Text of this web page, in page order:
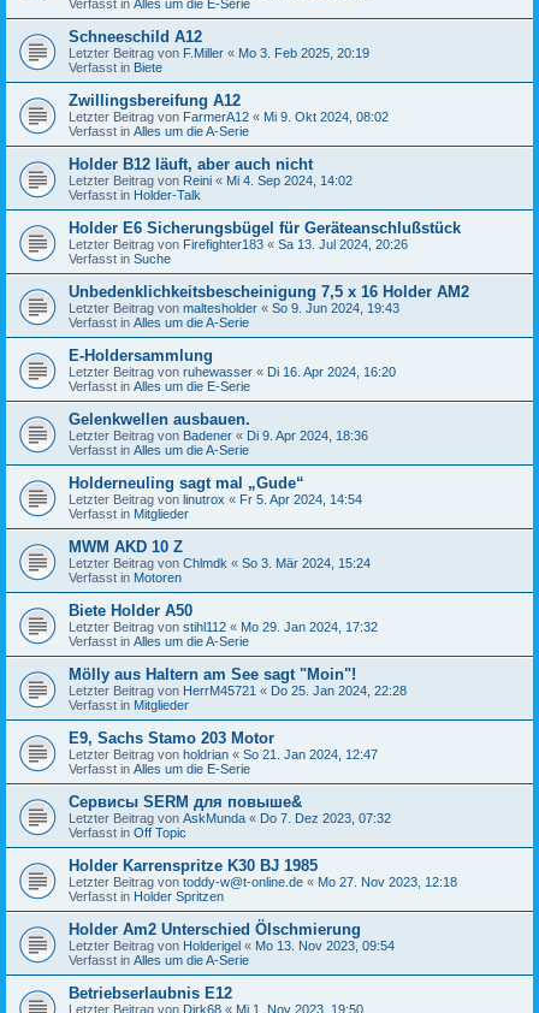
Verfasst in Alles um die E-Serie
Schneeschild A12
Letzter Beitrag von F.Miller « Mo 3. Feb 2025, 20:19
Verfasst in Biete
Zwillingsbereifung A12
Letzter Beitrag von FarmerA12 « Mi 9. Okt 2024, 08:02
Verfasst in Alles um die A-Serie
Holder B12 läuft, aber auch nicht
Letzter Beitrag von Reini « Mi 4. Sep 2024, 14:02
Verfasst in Holder-Talk
Holder E6 Sicherungsbügel für Geräteanschlußstück
Letzter Beitrag von Firefighter183 « Sa 13. Jul 2024, 20:26
Verfasst in Suche
Unbedenklichkeitsbescheinigung 7,5 x 16 Holder AM2
Letzter Beitrag von maltesholder « So 9. Jun 2024, 19:43
Verfasst in Alles um die A-Serie
E-Holdersammlung
Letzter Beitrag von ruhewasser « Di 16. Apr 2024, 16:20
Verfasst in Alles um die E-Serie
Gelenkwellen ausbauen.
Letzter Beitrag von Badener « Di 9. Apr 2024, 18:36
Verfasst in Alles um die A-Serie
Holderneuling sagt mal „Gude“
Letzter Beitrag von linutrox « Fr 5. Apr 2024, 14:54
Verfasst in Mitglieder
MWM AKD 10 Z
Letzter Beitrag von Chlmdk « So 3. Mär 2024, 15:24
Verfasst in Motoren
Biete Holder A50
Letzter Beitrag von stihl112 « Mo 29. Jan 2024, 17:32
Verfasst in Alles um die A-Serie
Mölly aus Haltern am See sagt "Moin"!
Letzter Beitrag von HerrM45721 « Do 25. Jan 2024, 22:28
Verfasst in Mitglieder
E9, Sachs Stamo 203 Motor
Letzter Beitrag von holdrian « So 21. Jan 2024, 12:47
Verfasst in Alles um die E-Serie
Сервисы SERM для повыше&
Letzter Beitrag von AskMunda « Do 7. Dez 2023, 07:32
Verfasst in Off Topic
Holder Karrenspritze K30 BJ 1985
Letzter Beitrag von toddy-w@t-online.de « Mo 27. Nov 2023, 12:18
Verfasst in Holder Spritzen
Holder Am2 Unterschied Ölschmierung
Letzter Beitrag von Holderigel « Mo 13. Nov 2023, 09:54
Verfasst in Alles um die A-Serie
Betriebserlaubnis E12
Letzter Beitrag von Dirk68 « Mi 1. Nov 2023, 19:50